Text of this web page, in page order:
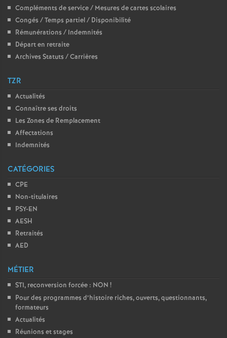
é
l
n
u
r
Compléments de service / Mesures de cartes scolaires
Congés / Temps partiel / Disponibilité
Rémunérations / Indemnités
Départ en retraite
Archives Statuts / Carrières
TZR
Actualités
Connaître ses droits
Les Zones de Remplacement
Affectations
Indemnités
CATÉGORIES
CPE
Non-titulaires
PSY-EN
AESH
Retraités
AED
MÉTIER
STI, reconversion forcée : NON !
Pour des programmes d’histoire riches, ouverts, questionnants,
formateurs
Actualités
Réunions et stages